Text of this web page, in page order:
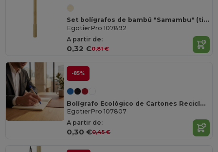
Set bolígrafos de bambú "Samambu" (tinta negra)
EgotierPro 107892
A partir de:
0,32 €0,81 €
-85%
Bolígrafo Ecológico de Cartones Reciclados
EgotierPro 107807
A partir de:
0,30 €0,45 €